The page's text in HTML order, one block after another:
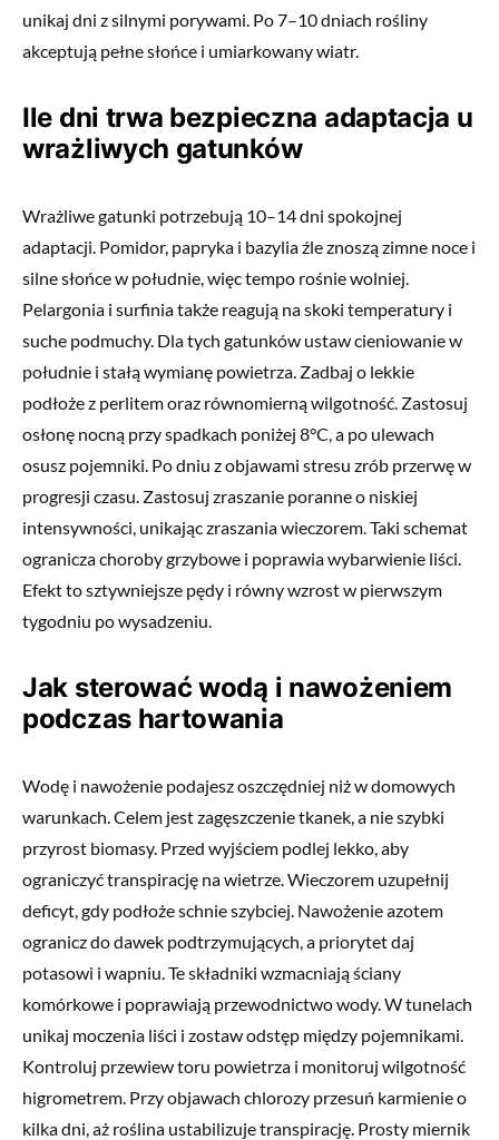
unikaj dni z silnymi porywami. Po 7–10 dniach rośliny
akceptują pełne słońce i umiarkowany wiatr.
Ile dni trwa bezpieczna adaptacja u
wrażliwych gatunków
Wrażliwe gatunki potrzebują 10–14 dni spokojnej
adaptacji. Pomidor, papryka i bazylia źle znoszą zimne noce i
silne słońce w południe, więc tempo rośnie wolniej.
Pelargonia i surfinia także reagują na skoki temperatury i
suche podmuchy. Dla tych gatunków ustaw cieniowanie w
południe i stałą wymianę powietrza. Zadbaj o lekkie
podłoże z perlitem oraz równomierną wilgotność. Zastosuj
osłonę nocną przy spadkach poniżej 8°C, a po ulewach
osusz pojemniki. Po dniu z objawami stresu zrób przerwę w
progresji czasu. Zastosuj zraszanie poranne o niskiej
intensywności, unikając zraszania wieczorem. Taki schemat
ogranicza choroby grzybowe i poprawia wybarwienie liści.
Efekt to sztywniejsze pędy i równy wzrost w pierwszym
tygodniu po wysadzeniu.
Jak sterować wodą i nawożeniem
podczas hartowania
Wodę i nawożenie podajesz oszczędniej niż w domowych
warunkach. Celem jest zagęszczenie tkanek, a nie szybki
przyrost biomasy. Przed wyjściem podlej lekko, aby
ograniczyć transpirację na wietrze. Wieczorem uzupełnij
deficyt, gdy podłoże schnie szybciej. Nawożenie azotem
ogranicz do dawek podtrzymujących, a priorytet daj
potasowi i wapniu. Te składniki wzmacniają ściany
komórkowe i poprawiają przewodnictwo wody. W tunelach
unikaj moczenia liści i zostaw odstęp między pojemnikami.
Kontroluj przewiew toru powietrza i monitoruj wilgotność
higrometrem. Przy objawach chlorozy przesuń karmienie o
kilka dni, aż roślina ustabilizuje transpirację. Prosty miernik